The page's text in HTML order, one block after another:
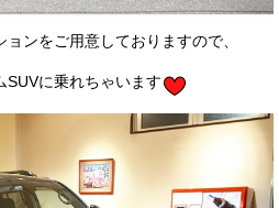
ンをご用意しておりますので、
SUVに乗れちゃいます